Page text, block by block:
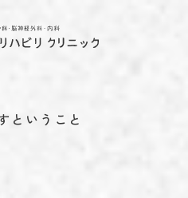
示について
ということ